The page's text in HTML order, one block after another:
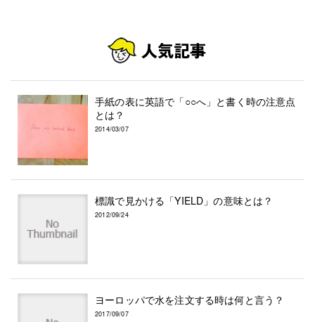
手紙の表に英語で「○○へ」と書く時の注意点
とは？
2014/03/07
標識で見かける「YIELD」の意味とは？
2012/09/24
ヨーロッパで水を注文する時は何と言う？
2017/09/07